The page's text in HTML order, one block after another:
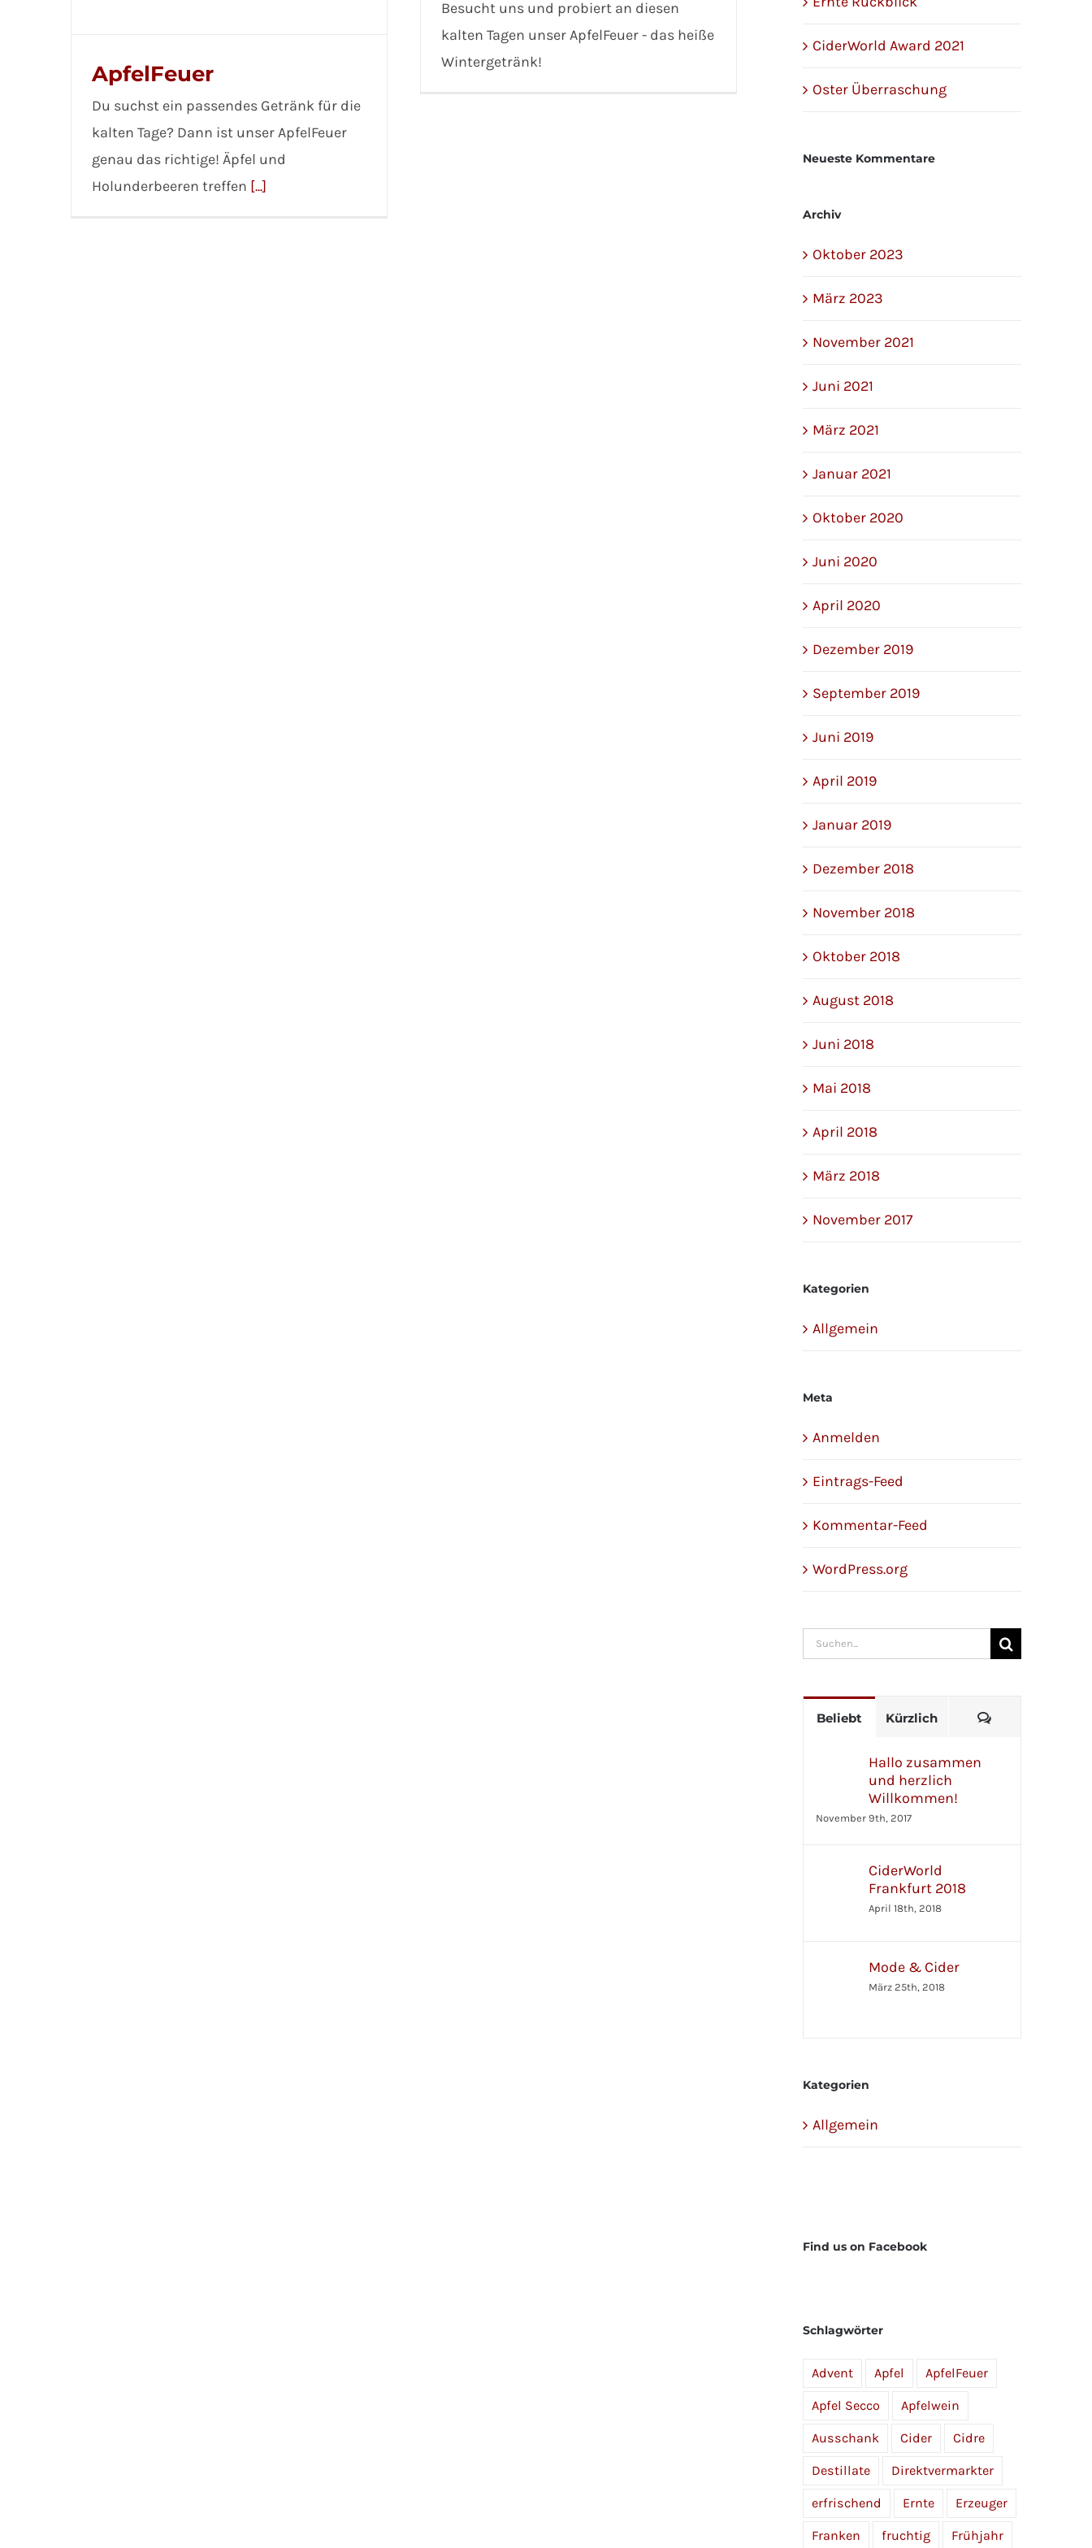
ApfelFeuer
Du suchst ein passendes Getränk für die
kalten Tage? Dann ist unser ApfelFeuer
genau das richtige! Äpfel und
Holunderbeeren treffen [...]
Besucht uns und probiert an diesen
kalten Tagen unser ApfelFeuer - das heiße
Wintergetränk!
CiderWorld Award 2021
Oster Überraschung
Neueste Kommentare
Archiv
Oktober 2023
März 2023
November 2021
Juni 2021
März 2021
Januar 2021
Oktober 2020
Juni 2020
April 2020
Dezember 2019
September 2019
Juni 2019
April 2019
Januar 2019
Dezember 2018
November 2018
Oktober 2018
August 2018
Juni 2018
Mai 2018
April 2018
März 2018
November 2017
Kategorien
Allgemein
Meta
Anmelden
Eintrags-Feed
Kommentar-Feed
WordPress.org
Suche
Beliebt Kürzlich Kommentare
Hallo zusammen
und herzlich
Willkommen!
November 9th, 2017
CiderWorld
Frankfurt 2018
April 18th, 2018
Mode & Cider
März 25th, 2018
Kategorien
Allgemein
Find us on Facebook
Schlagwörter
Advent Apfel ApfelFeuer
Apfel Secco Apfelwein
Ausschank Cider Cidre
Destillate Direktvermarkter
erfrischend Ernte Erzeuger
Franken fruchtig Frühjahr